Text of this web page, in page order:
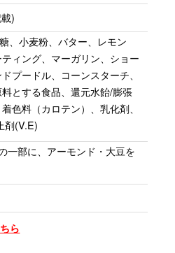
)
、小麦粉、バター、レモン
ィング、マーガリン、ショー
プードル、コーンスターチ、
とする食品、還元水飴/膨張
色料（カロテン）、乳化剤、
剤(V.E)
部に、アーモンド・大豆を
ら